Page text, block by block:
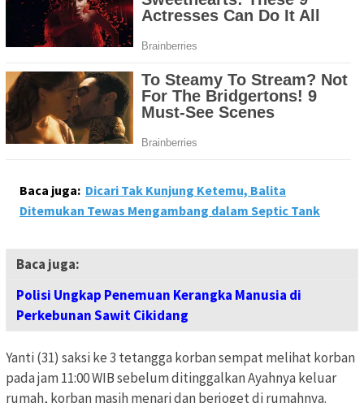
Baca juga: Dicari Tak Kunjung Ketemu, Balita
Ditemukan Tewas Mengambang dalam Septic Tank
Baca juga:
Polisi Ungkap Penemuan Kerangka Manusia di
Perkebunan Sawit Cikidang
Yanti (31) saksi ke 3 tetangga korban sempat melihat korban
pada jam 11:00 WIB sebelum ditinggalkan Ayahnya keluar
rumah, korban masih menari dan berjoget di rumahnya.